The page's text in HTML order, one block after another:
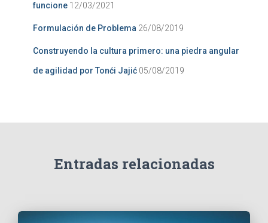
funcione 12/03/2021
Formulación de Problema 26/08/2019
Construyendo la cultura primero: una piedra angular
de agilidad por Tonći Jajić 05/08/2019
Entradas relacionadas